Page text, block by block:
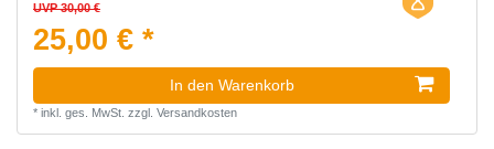
UVP 30,00 €
25,00 € *
In den Warenkorb
* inkl. ges. MwSt. zzgl. Versandkosten